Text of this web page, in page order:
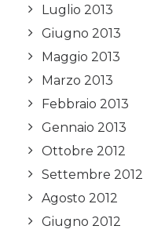
Luglio 2013
Giugno 2013
Maggio 2013
Marzo 2013
Febbraio 2013
Gennaio 2013
Ottobre 2012
Settembre 2012
Agosto 2012
Giugno 2012